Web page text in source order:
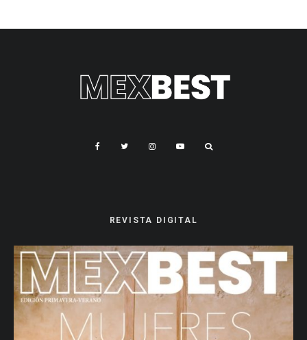
REVISTA DIGITAL